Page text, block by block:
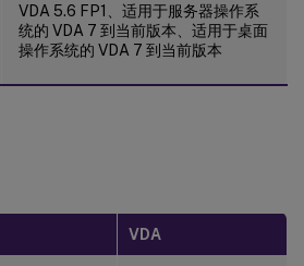
VDA 5.6 FP1、适用于服务器操作系
统的 VDA 7 到当前版本、适用于桌面
操作系统的 VDA 7 到当前版本
VDA